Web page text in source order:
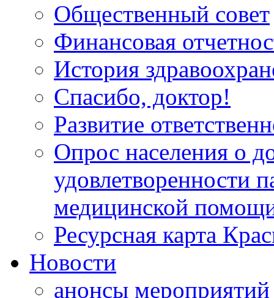
Общественный совет
Финансовая
История
Спасибо, доктор!
Развитие
Опрос населения о
удовлетворенности
медицинской
Ресурсная карта
Новости
анонсы мероприятий